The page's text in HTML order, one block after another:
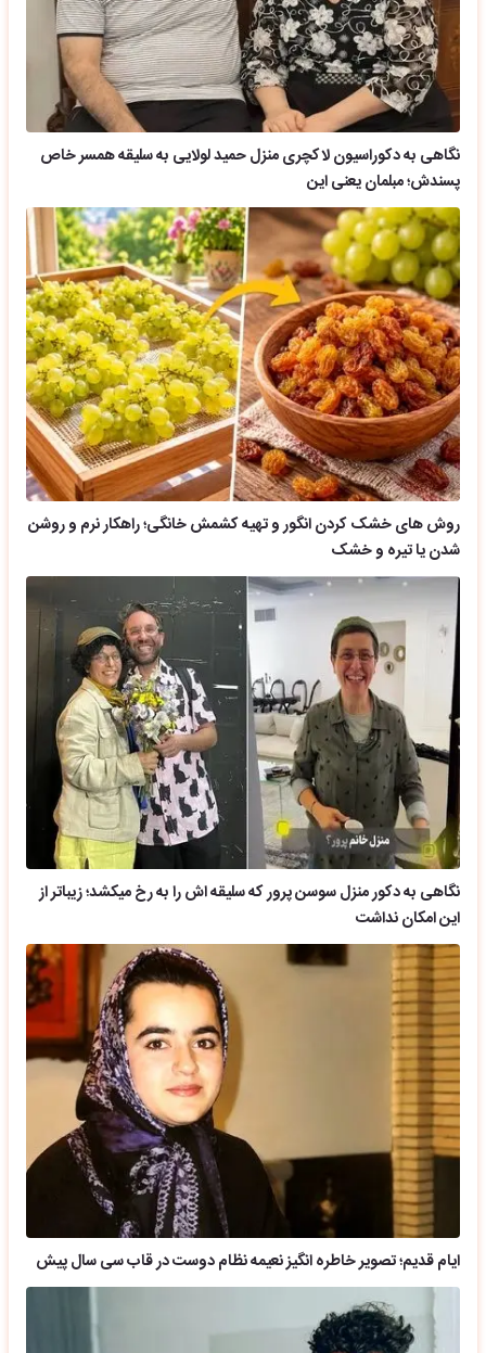
نگاهی به دکوراسیون لاکچری منزل حمید لولایی به سلیقه همسر خاص
پسندش؛ مبلمان یعنی این
روش های خشک کردن انگور و تهیه کشمش خانگی؛ راهکار نرم و روشن
شدن یا تیره و خشک
نگاهی به دکور منزل سوسن پرور که سلیقه اش را به رخ میکشد؛ زیباتر از
این امکان نداشت
ایام قدیم؛ تصویر خاطره انگیز نعیمه نظام دوست در قاب سی سال پیش